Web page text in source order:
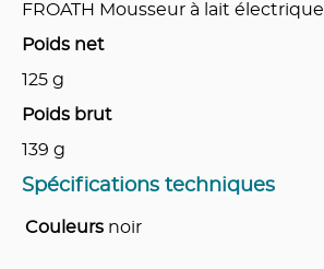
FROATH Mousseur à lait électrique
Poids net
125 g
Poids brut
139 g
Spécifications techniques
Couleurs noir